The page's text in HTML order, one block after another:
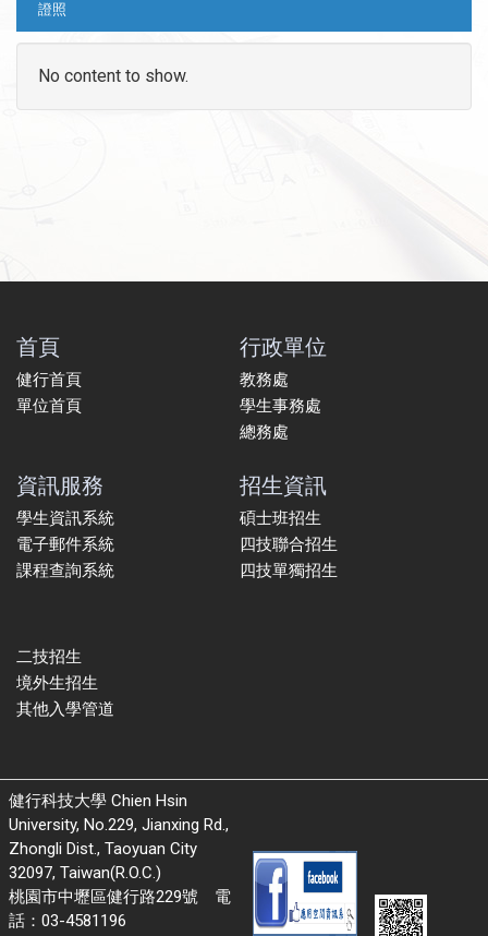
證照
No content to show.
首頁
健行首頁
單位首頁
行政單位
教務處
學生事務處
總務處
資訊服務
學生資訊系統
電子郵件系統
課程查詢系統
招生資訊
碩士班招生
四技聯合招生
四技單獨招生
二技招生
境外生招生
其他入學管道
健行科技大學 Chien Hsin
University, No.229, Jianxing Rd.,
Zhongli Dist., Taoyuan City
32097, Taiwan(R.O.C.)
桃園市中壢區健行路229號 電
話：03-4581196